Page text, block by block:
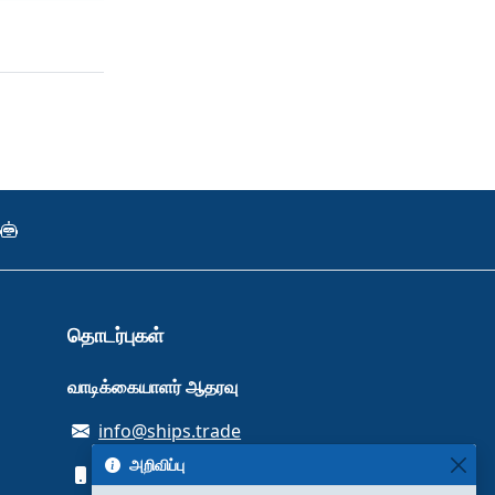
தொடர்புகள்
வாடிக்கையாளர் ஆதரவு
info@ships.trade
+380934480633
அறிவிப்பு